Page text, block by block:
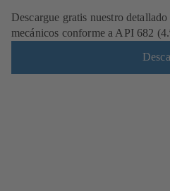
Descargue gratis nuestro
mecánicos conforme a API 682